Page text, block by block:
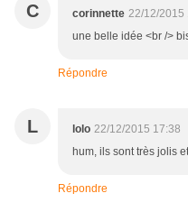
C corinnette 22/12/2015
une belle idée <br />
Répondre
L lolo 22/12/2015 17:38
hum, ils sont très jolis
Répondre